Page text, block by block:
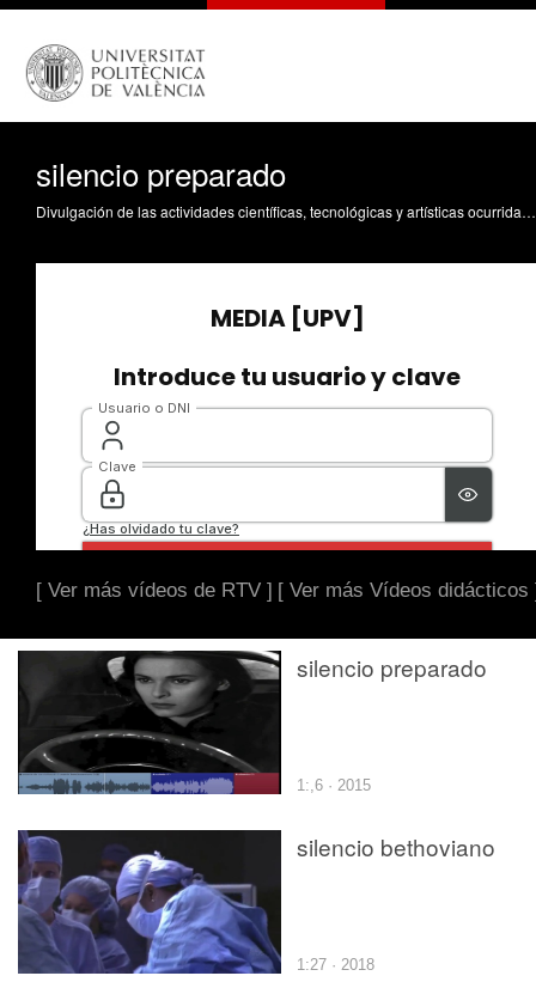
silencio preparado
Divulgación de las actividades científicas, tecnológicas y artísticas ocurridas en los tres campus de la UPV
[ Ver más vídeos de RTV ] [ Ver más Vídeos didácticos
silencio preparado
1:,6 · 2015
silencio bethoviano
1:27 · 2018